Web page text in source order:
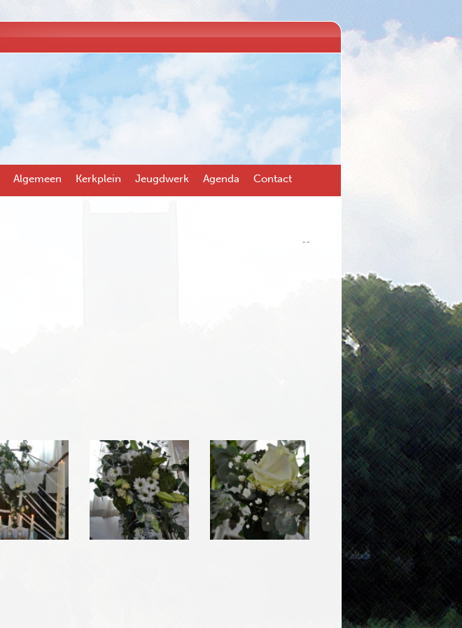
Algemeen Kerkplein Jeugdwerk Agenda Contact
--